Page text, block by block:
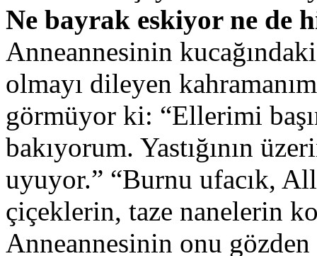
Ne bayrak eskiyor ne de
Anneannesinin
olmayı dileyen
görmüyor ki: “Ellerimi
bakıyorum. Yastığının
uyuyor.” “Burnu ufacık,
çiçeklerin, taze nanelerin
Anneannesinin onu gözden